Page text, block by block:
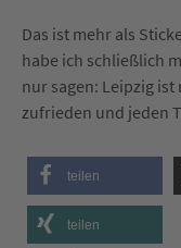
Das ist mehr als
habe ich schließlich
nur sagen: Leipzig
zufrieden und jeden
teilen
teilen